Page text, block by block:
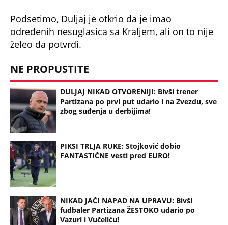
Podsetimo, Duljaj je otkrio da je imao
određenih nesuglasica sa Kraljem, ali on to nije
želeo da potvrdi.
NE PROPUSTITE
DULJAJ NIKAD OTVORENIJI: Bivši trener
Partizana po prvi put udario i na Zvezdu, sve
zbog suđenja u derbijima!
PIKSI TRLJA RUKE: Stojković dobio
FANTASTIČNE vesti pred EURO!
NIKAD JAČI NAPAD NA UPRAVU: Bivši
fudbaler Partizana ŽESTOKO udario po
Vazuri i Vučeliću!